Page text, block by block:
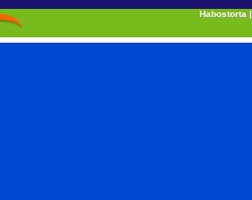
Habostorta